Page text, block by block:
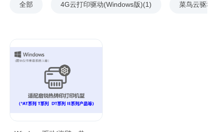
全部 4G云打印驱动(Windows版)(1) 菜鸟云驱动